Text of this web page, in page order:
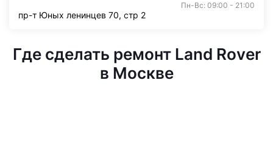
Пн-Вс: 09:00 - 21:00
пр-т Юных ленинцев 70, стр 2
Где сделать ремонт Land Rover
в Москве